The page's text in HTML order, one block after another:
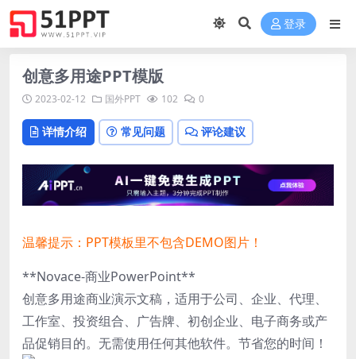
登录
创意多用途PPT模版
2023-02-12 国外PPT 102 0
详情介绍 常见问题 评论建议
温馨提示：PPT模板里不包含DEMO图片！
**Novace-商业PowerPoint**
创意多用途商业演示文稿，适用于公司、企业、代理、
工作室、投资组合、广告牌、初创企业、电子商务或产
品促销目的。无需使用任何其他软件。节省您的时间！